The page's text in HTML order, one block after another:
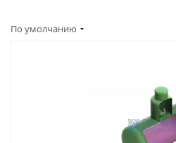
По умолчанию